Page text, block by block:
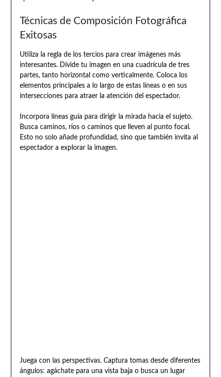
Técnicas de Composición Fotográfica
Exitosas
Utiliza la regla de los tercios para crear imágenes más
interesantes. Divide tu imagen en una cuadrícula de tres
partes, tanto horizontal como verticalmente. Coloca los
elementos principales a lo largo de estas líneas o en sus
intersecciones para atraer la atención del espectador.
Incorpora líneas guía para dirigir la mirada hacia el sujeto.
Busca caminos, ríos o caminos que lleven al punto focal.
Esto no solo añade profundidad, sino que también invita al
espectador a explorar la imagen.
Juega con las perspectivas. Captura tomas desde diferentes
ángulos: agáchate para una vista baja o busca un lugar